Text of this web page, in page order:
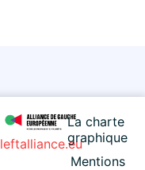
La charte
graphique
Mentions
leftalliance.eu